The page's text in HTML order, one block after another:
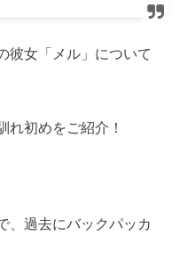
彼女「メル」について
れ初めをご紹介！
、過去にバックパッカ